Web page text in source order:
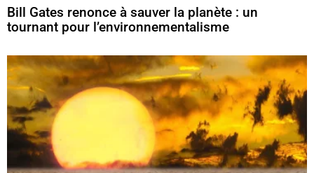
Bill Gates renonce à sauver la planète : un
tournant pour l’environnementalisme